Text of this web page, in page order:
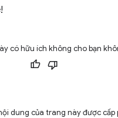
có hữu ích không cho bạn
dung của trang này được cấp